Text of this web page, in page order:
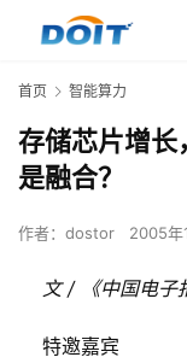
首页 智能算力
存储芯片增长
是融合？
作者： dostor 2005年
文 / 《中国电子
特邀嘉宾